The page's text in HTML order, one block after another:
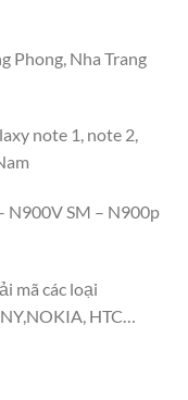
Phong, Nha Trang
note 1, note 2,
N900V SM – N900p
mã các loại
HTC…